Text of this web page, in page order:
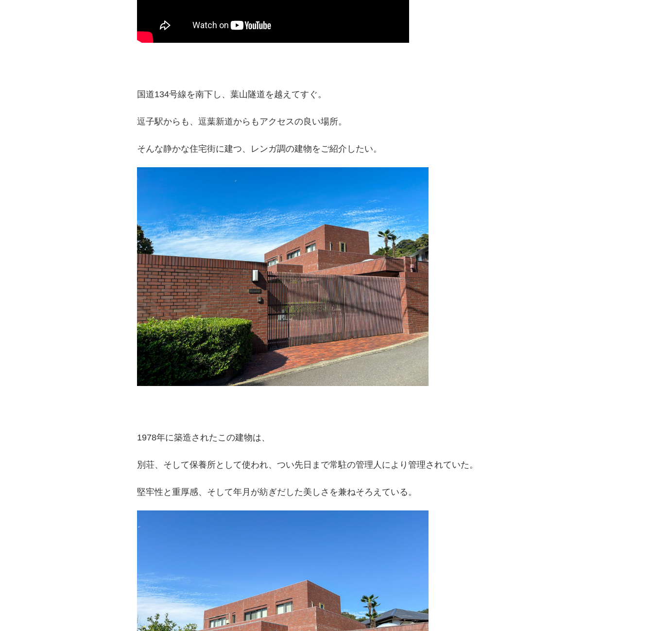
国道134号線を南下し、葉山隧道を越えてすぐ。
逗子駅からも、逗葉新道からもアクセスの良い場所。
そんな静かな住宅街に建つ、レンガ調の建物をご紹介したい。
1978年に築造されたこの建物は、
別荘、そして保養所として使われ、つい先日まで常駐の管理人により管理されていた。
堅牢性と重厚感、そして年月が紡ぎだした美しさを兼ねそろえている。